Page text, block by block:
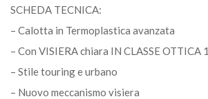
SCHEDA TECNICA:
– Calotta in Termoplastica avanzata
– Con VISIERA chiara IN CLASSE OTTICA 1
– Stile touring e urbano
– Nuovo meccanismo visiera